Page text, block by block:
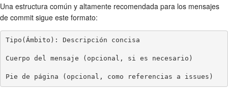
Una estructura común y altamente recomendada para los mensajes
de commit sigue este formato:
Tipo(Ámbito): Descripción concisa
Cuerpo del mensaje (opcional, si es necesario)